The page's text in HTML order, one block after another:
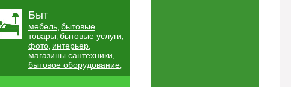
Быт
мебель, бытовые
товары, бытовые услуги,
фото, интерьер,
магазины сантехники,
бытовое оборудование,